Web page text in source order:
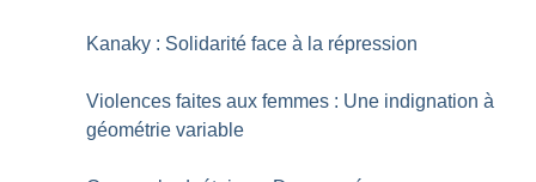
Kanaky : Solidarité face à la répression
Violences faites aux femmes : Une indignation à
géométrie variable